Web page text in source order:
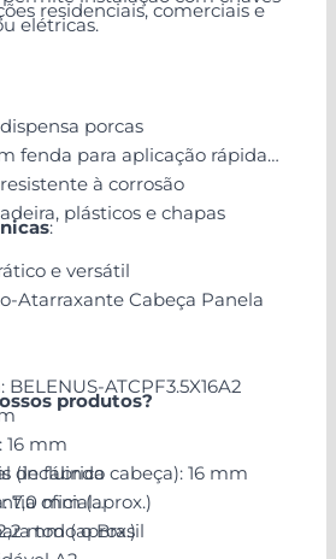
elétricas.
residenciais, comerciais e
porcas
fenda para aplicação rápida
à corrosão
plásticos e chapas
e versátil
:
Atarraxante Cabeça Panela
ATCPF3.5X16A2
mm
(incluindo cabeça): 16 mm
7,0 mm (aprox.)
mm (aprox.)
produtos?
de fábrica
oficial
todo o Brasil